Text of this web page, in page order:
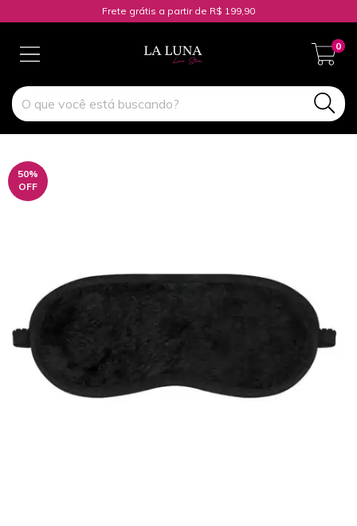
Frete grátis a partir de R$ 199,90
0
50%
OFF